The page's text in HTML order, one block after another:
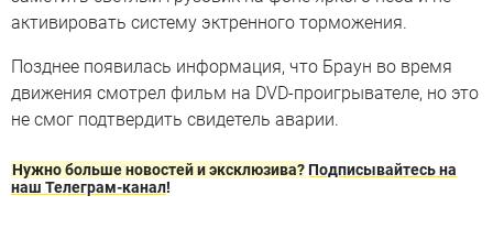
активировать систему эктренного торможения.
Позднее появилась информация, что Браун во время
движения смотрел фильм на DVD-проигрывателе, но это
не смог подтвердить свидетель аварии.
Нужно больше новостей и эксклюзива? Подписывайтесь на
наш Телеграм-канал!